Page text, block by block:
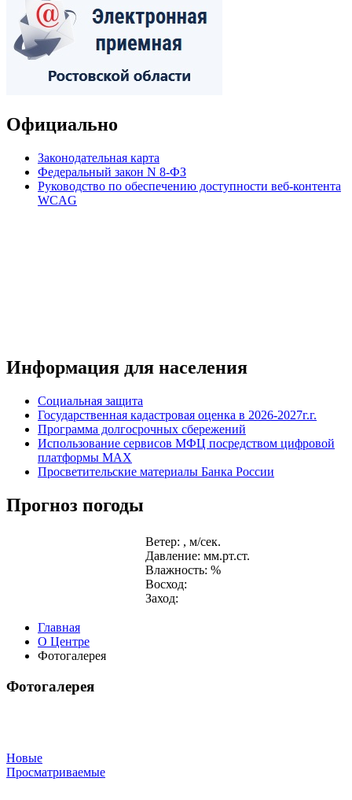
Официально
Законодательная карта
Федеральный закон N 8-ФЗ
Руководство по обеспечению доступности веб-контента
WCAG
Информация для населения
Социальная защита
Государственная кадастровая оценка в 2026-2027г.г.
Программа долгосрочных сбережений
Использование сервисов МФЦ посредством цифровой
платформы MAX
Просветительские материалы Банка России
Прогноз погоды
Ветер: , м/сек.
Давление: мм.рт.ст.
Влажность: %
Восход:
Заход:
Главная
О Центре
Фотогалерея
Фотогалерея
Новые
Просматриваемые